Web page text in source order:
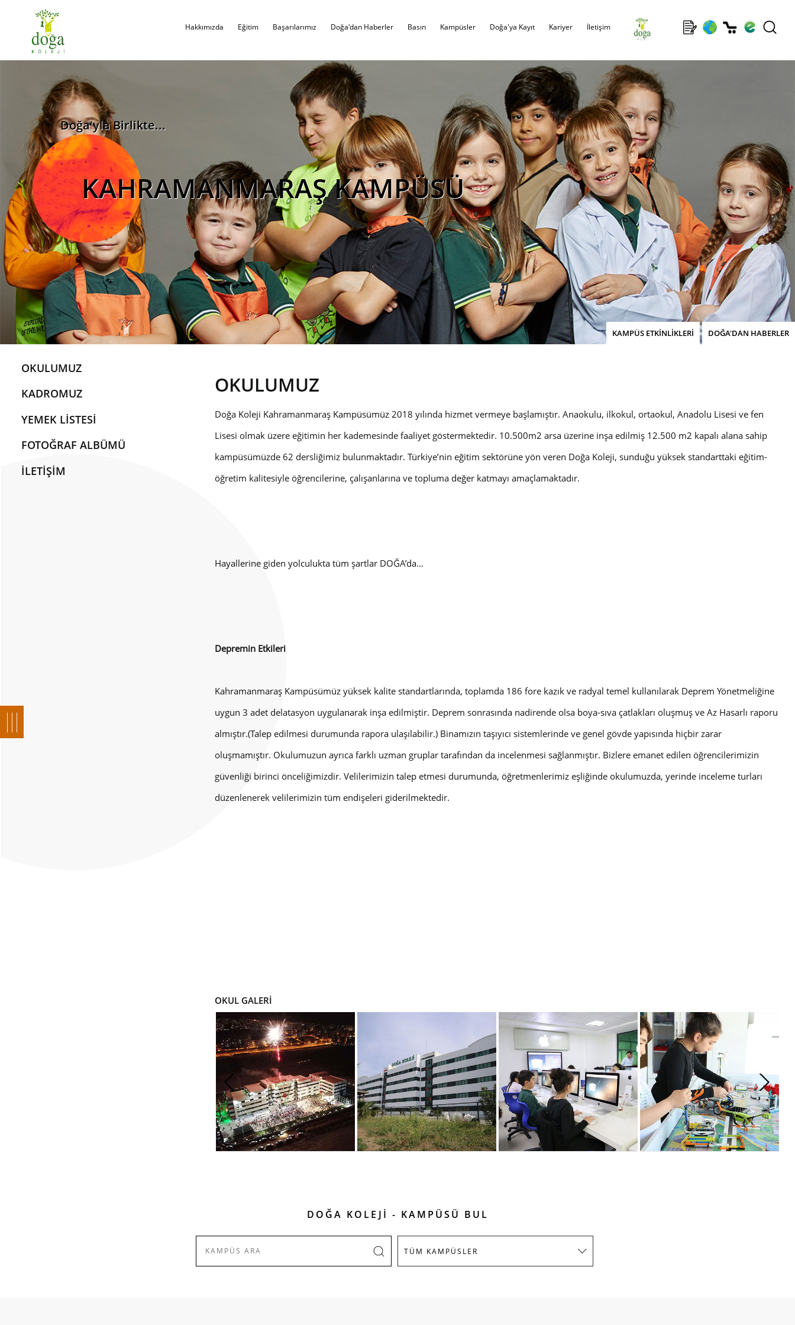
Hakkımızda Eğitim Başarılarımız Doğa'dan Haberler Basın Kampüsler Doğa'ya Kayıt Kariyer İletişim
Doğa'yla Birlikte...
KAHRAMANMARAŞ KAMPÜSÜ
KAMPÜS ETKİNLİKLERİ DOĞA'DAN HABERLER
OKULUMUZ
KADROMUZ
YEMEK LİSTESİ
FOTOĞRAF ALBÜMÜ
İLETİŞİM
OKULUMUZ
Doğa Koleji Kahramanmaraş Kampüsümüz 2018 yılında hizmet vermeye başlamıştır. Anaokulu, ilkokul, ortaokul, Anadolu Lisesi ve fen
Lisesi olmak üzere eğitimin her kademesinde faaliyet göstermektedir. 10.500m2 arsa üzerine inşa edilmiş 12.500 m2 kapalı alana sahip
kampüsümüzde 62 dersliğimiz bulunmaktadır. Türkiye’nin eğitim sektörüne yön veren Doğa Koleji, sunduğu yüksek standarttaki eğitim-
öğretim kalitesiyle öğrencilerine, çalışanlarına ve topluma değer katmayı amaçlamaktadır.
Hayallerine giden yolculukta tüm şartlar DOĞA’da…
Depremin Etkileri
Kahramanmaraş Kampüsümüz yüksek kalite standartlarında, toplamda 186 fore kazık ve radyal temel kullanılarak Deprem Yönetmeliğine
uygun 3 adet delatasyon uygulanarak inşa edilmiştir. Deprem sonrasında nadirende olsa boya-sıva çatlakları oluşmuş ve Az Hasarlı raporu
almıştır.(Talep edilmesi durumunda rapora ulaşılabilir.) Binamızın taşıyıcı sistemlerinde ve genel gövde yapısında hiçbir zarar
oluşmamıştır. Okulumuzun ayrıca farklı uzman gruplar tarafından da incelenmesi sağlanmıştır. Bizlere emanet edilen öğrencilerimizin
güvenliği birinci önceliğimizdir. Velilerimizin talep etmesi durumunda, öğretmenlerimiz eşliğinde okulumuzda, yerinde inceleme turları
düzenlenerek velilerimizin tüm endişeleri giderilmektedir.
OKUL GALERİ
DOĞA KOLEJİ - KAMPÜSÜ BUL